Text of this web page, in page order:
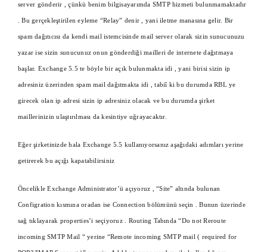
server gönderir , çünkü benim bilgisayarımda SMTP hizmeti bulunmamaktadır
. Bu gerçekleştirilen eyleme “Relay” denir , yani iletme manasına gelir. Bir
spam dağıtıcısı da kendi mail istemcisinde mail server olarak sizin sunucunuzu
yazar ise sizin sunucunuz onun gönderdiği mailleri de internete dağıtmaya
başlar. Exchange 5.5 te böyle bir açık bulunmakta idi , yani birisi sizin ip
adresiniz üzerinden spam mail dağıtmakta idi , tabiî ki bu durumda RBL ye
girecek olan ip adresi sizin ip adresiniz olacak ve bu durumda şirket
maillerinizin ulaştırılması da kesintiye uğrayacaktır.
Eğer şirketinizde hala Exchange 5.5 kullanıyorsanız aşağıdaki adımları yerine
getirerek bu açığı kapatabilirsiniz
Öncelikle Exchange Administrator’ü açıyoruz , “Site” altında bulunan
Configration kısmına oradan ise Connection bölümünü seçin . Bunun üzerinde
sağ tıklayarak properties’i seçiyoruz . Routing Tabında “Do not Reroute
incoming SMTP Mail “ yerine “Remote incoming SMTP mail ( required for